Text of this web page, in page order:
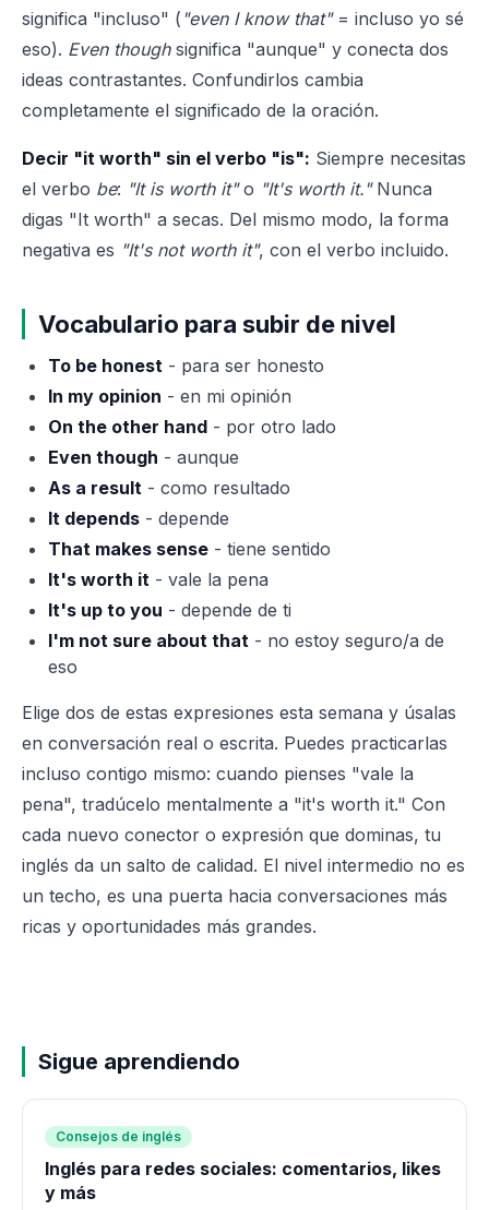
significa "incluso" ( "even I know that"= incluso yo sé
eso). Even thoughsignifica "aunque" y conecta dos
ideas contrastantes. Confundirlos cambia
completamente el significado de la oración.
Decir "it worth" sin el verbo "is": Siempre necesitas
el verbo be: "It is worth it"o "It's worth it."Nunca
digas "It worth" a secas. Del mismo modo, la forma
negativa es "It's not worth it", con el verbo incluido.
Vocabulario para subir de nivel
To be honest - para ser honesto
In my opinion - en mi opinión
On the other hand - por otro lado
Even though - aunque
As a result - como resultado
It depends - depende
That makes sense - tiene sentido
It's worth it - vale la pena
It's up to you - depende de ti
I'm not sure about that - no estoy seguro/a de
eso
Elige dos de estas expresiones esta semana y úsalas
en conversación real o escrita. Puedes practicarlas
incluso contigo mismo: cuando pienses "vale la
pena", tradúcelo mentalmente a "it's worth it." Con
cada nuevo conector o expresión que dominas, tu
inglés da un salto de calidad. El nivel intermedio no es
un techo, es una puerta hacia conversaciones más
ricas y oportunidades más grandes.
Sigue aprendiendo
Consejos de inglés
Inglés para redes sociales: comentarios, likes
y más